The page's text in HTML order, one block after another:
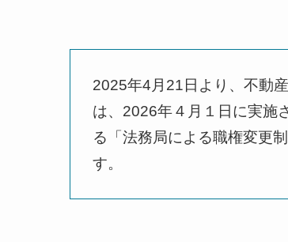
​2025年4月21日より、不動
は、2026年４月１日に実施
る「法務局による職権変更
す。​